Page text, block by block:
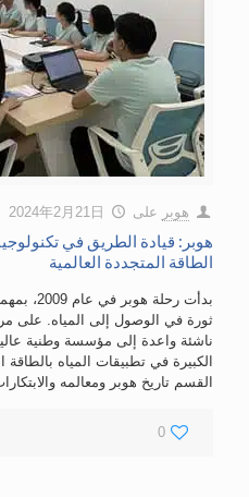
هوبر على 2024年2月21日
هوبر: قيادة الطريق في
الطاقة المتجددة العالمية
بدأت
ثورة في الوصول إلى المياه. على
ناشئة واعدة إلى مؤسسة وطنية
الكبيرة في تطبيقات المياه
القسم تاريخ هوبر ومعالمه
0